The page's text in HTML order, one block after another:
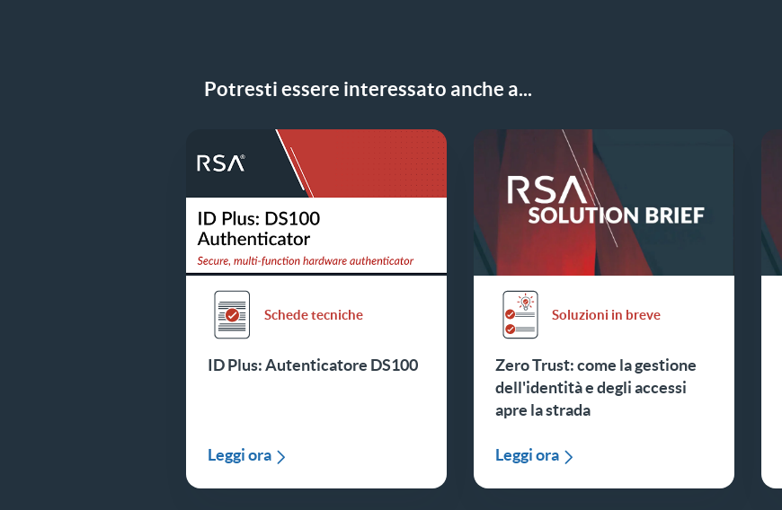
Potresti essere interessato anche a...
Schede tecniche
ID Plus: Autenticatore DS100
Leggi ora
Soluzioni in breve
Zero Trust: come la gestione
dell'identità e degli accessi
apre la strada
Leggi ora